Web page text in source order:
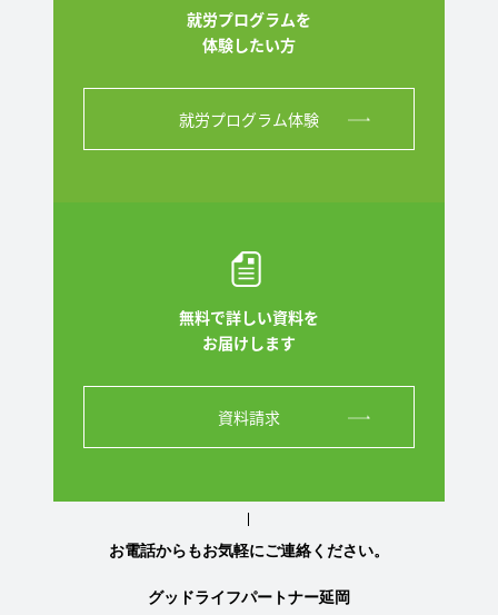
就労プログラムを
体験したい方
就労プログラム体験
無料で詳しい資料を
お届けします
資料請求
お電話からもお気軽にご連絡ください。
グッドライフパートナー延岡